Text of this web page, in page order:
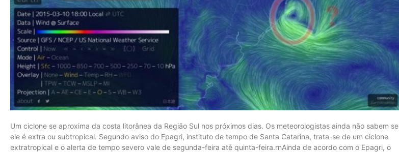
Um ciclone se aproxima da costa litorânea da Região Sul nos próximos dias. Os meteorologistas ainda não sabem se
ele é extra ou subtropical. Segundo aviso do Epagri, instituto de tempo de Santa Catarina, trata-se de um ciclone
extratropical e o alerta de tempo severo vale de segunda-feira até quinta-feira.rnAinda de acordo com o Epagri, o